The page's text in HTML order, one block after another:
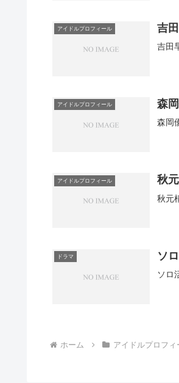
アイドルプロフィール 吉
吉田
アイドルプロフィール 森
森岡
アイドルプロフィール 秋
秋元
ドラマ ソ
ソロ
ホーム アイドルプロフィ